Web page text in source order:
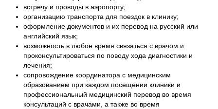
встречу и проводы в аэропорту;
организацию транспорта для поездок в клинику;
оформление документов и их перевод на русский или
английский язык;
возможность в любое время связаться с врачом и
проконсультироваться по поводу хода диагностики и
лечения;
сопровождение координатора с медицинским
образованием при каждом посещении клиники и
профессиональный медицинский перевод во время
консультаций с врачами, а также во время